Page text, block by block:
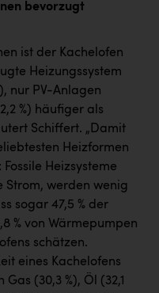
gmbh
bevorzugt
ist der Kachelofen
Heizungssystem
nur PV-Anlagen
%) häufiger als
Schiffert. „Damit
Heizformen
Heizsysteme
Strom, werden wenig
sogar 47,5 % der
% von Wärmepumpen
schätzen.
eines Kachelofens
(30,3 %), Öl (32,1